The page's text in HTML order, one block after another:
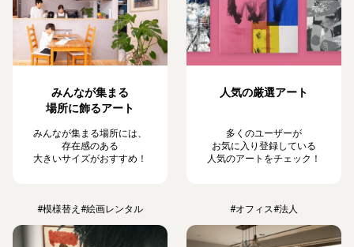
みんなが集まる
場所に飾るアート
みんなが集まる場所には、
存在感のある
大きいサイズがおすすめ！
人気の厳選アート
多くのユーザーが
お気に入り登録している
人気のアートをチェック！
#模様替え #絵画レンタル #オフィス#法人